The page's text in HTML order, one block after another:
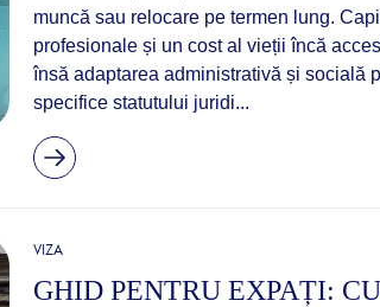
muncă sau relocare pe termen lung.
profesionale și un cost al vieții încă
însă adaptarea administrativă și socială
specifice statutului juridi...
VIZA
GHID PENTRU EXPAȚI: